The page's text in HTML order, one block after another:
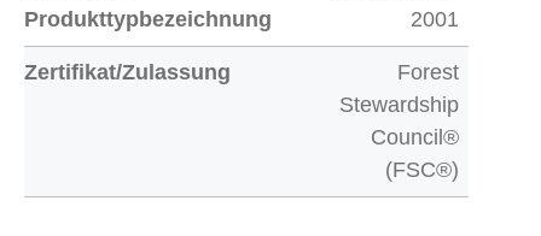
Produkttypbezeichnung
2001
Zertifikat/Zulassung
Forest
Stewardship
Council®
(FSC®)